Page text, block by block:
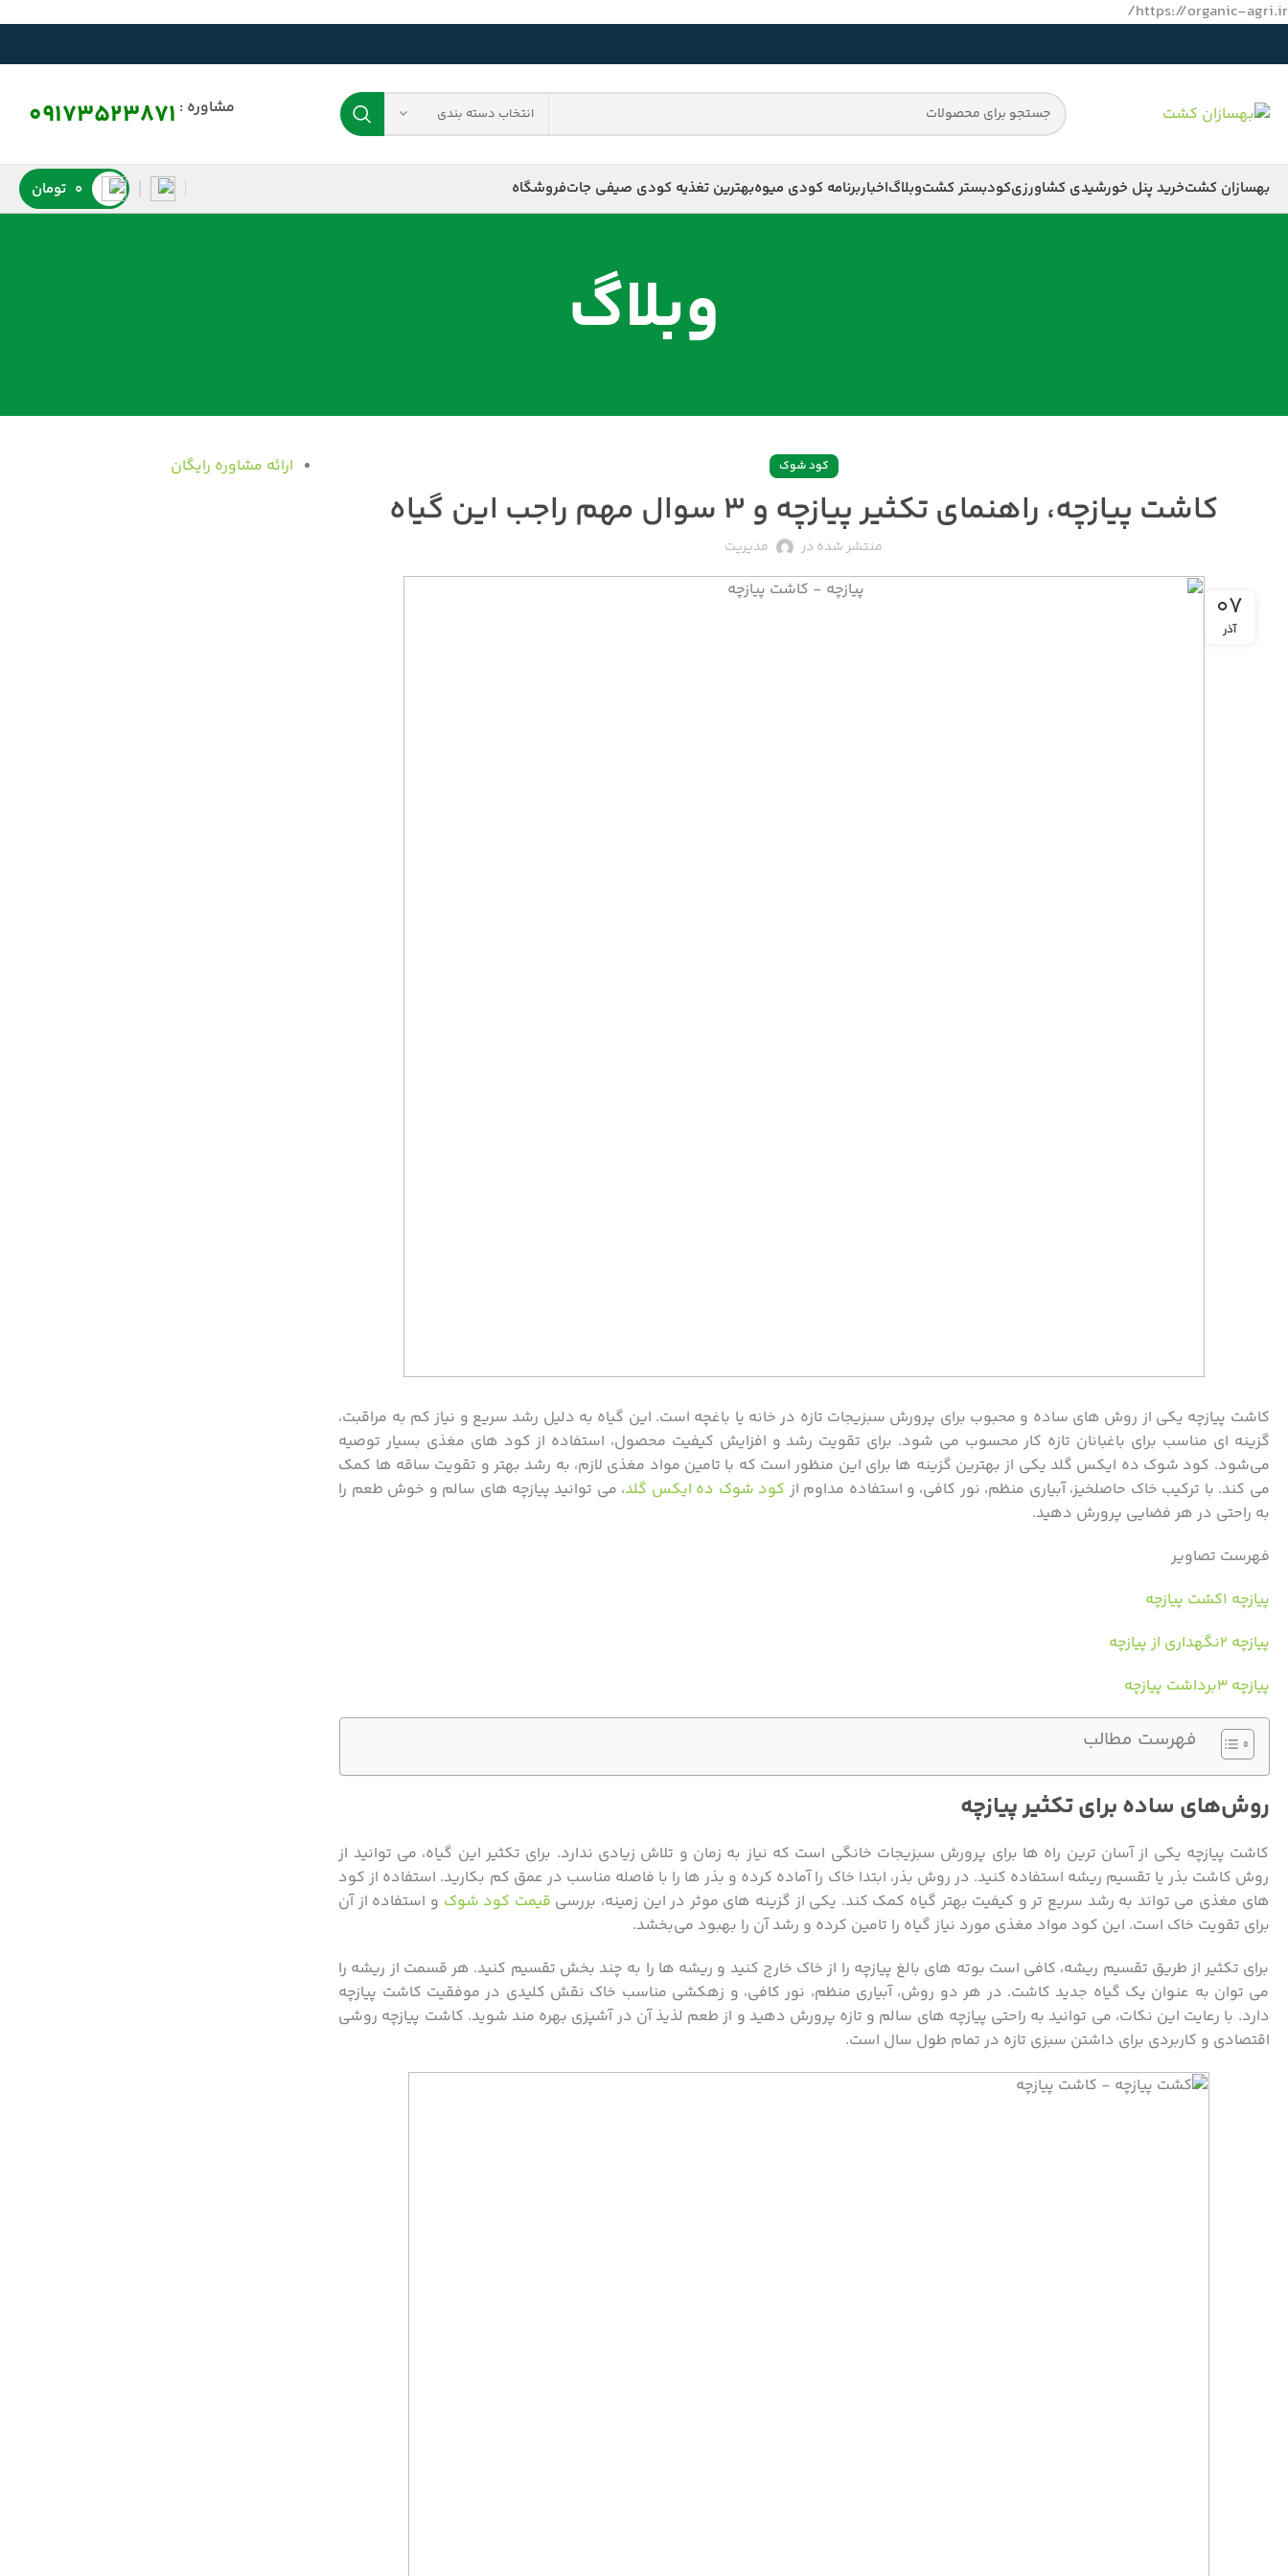
https://organic-agri.ir/
انتخاب دسته بندی مشاوره : 09173523871
بهسازان کشتخرید پنل خورشیدی کشاورزیکودبستر کشتوبلاگاخباربرنامه کودی میوهبهترین تغذیه کودی صیفی جاتفروشگاه 0 تومان
وبلاگ
کود شوک
کاشت پیازچه، راهنمای تکثیر پیازچه و ۳ سوال مهم راجب این گیاه
منتشر شده در مدیریت
۰۷
آذر
کاشت پیازچه یکی از روش‌ های ساده و محبوب برای پرورش سبزیجات تازه در خانه یا باغچه است. این گیاه به دلیل رشد سریع و نیاز کم به مراقبت،
گزینه ‌ای مناسب برای باغبانان تازه ‌کار محسوب می‌ شود. برای تقویت رشد و افزایش کیفیت محصول، استفاده از کود های مغذی بسیار توصیه
می‌شود. کود شوک ده ایکس گلد یکی از بهترین گزینه ‌ها برای این منظور است که با تامین مواد مغذی لازم، به رشد بهتر و تقویت ساقه ‌ها کمک
می‌ کند. با ترکیب خاک حاصلخیز، آبیاری منظم، نور کافی، و استفاده مداوم از کود شوک ده ایکس گلد، می ‌توانید پیازچه ‌های سالم و خوش ‌طعم را
به راحتی در هر فضایی پرورش دهید.
فهرست تصاویر
پیازچه ۱کشت پیازچه
پیازچه ۲نگهداری از پیازچه
پیازچه ۳برداشت پیازچه
فهرست مطالب
روش‌های ساده برای تکثیر پیازچه
کاشت پیازچه یکی از آسان ‌ترین راه‌ ها برای پرورش سبزیجات خانگی است که نیاز به زمان و تلاش زیادی ندارد. برای تکثیر این گیاه، می‌ توانید از
روش کاشت بذر یا تقسیم ریشه استفاده کنید. در روش بذر، ابتدا خاک را آماده کرده و بذر ها را با فاصله مناسب در عمق کم بکارید. استفاده از کود
های مغذی می‌ تواند به رشد سریع‌ تر و کیفیت بهتر گیاه کمک کند. یکی از گزینه‌ های موثر در این زمینه، بررسی قیمت کود شوک و استفاده از آن
برای تقویت خاک است. این کود مواد مغذی مورد نیاز گیاه را تامین کرده و رشد آن را بهبود می‌بخشد.
برای تکثیر از طریق تقسیم ریشه، کافی است بوته ‌های بالغ پیازچه را از خاک خارج کنید و ریشه‌ ها را به چند بخش تقسیم کنید. هر قسمت از ریشه را
می‌ توان به ‌عنوان یک گیاه جدید کاشت. در هر دو روش، آبیاری منظم، نور کافی، و زهکشی مناسب خاک نقش کلیدی در موفقیت کاشت پیازچه
دارد. با رعایت این نکات، می‌ توانید به‌ راحتی پیازچه ‌های سالم و تازه پرورش دهید و از طعم لذیذ آن در آشپزی بهره‌ مند شوید. کاشت پیازچه روشی
اقتصادی و کاربردی برای داشتن سبزی تازه در تمام طول سال است.
ارائه مشاوره رایگان